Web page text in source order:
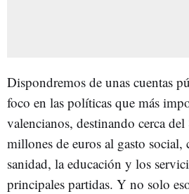
Dispondremos de unas cuentas
foco en las políticas que más
valencianos, destinando cerca
millones de euros al gasto social,
sanidad, la educación y los
principales partidas. Y no solo